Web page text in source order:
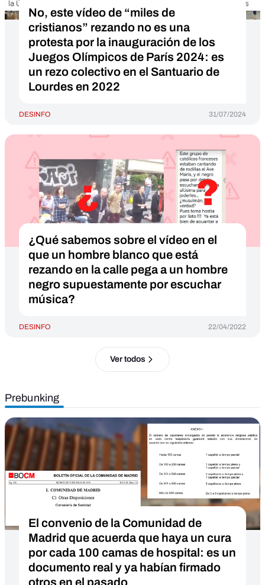
No, este vídeo de “miles de
cristianos” rezando no es una
protesta por la inauguración de los
Juegos Olímpicos de París 2024: es
un rezo colectivo en el Santuario de
Lourdes en 2022
DESINFO 31/07/2024
¿Qué sabemos sobre el vídeo en el
que un hombre blanco que está
rezando en la calle pega a un hombre
negro supuestamente por escuchar
música?
DESINFO 22/04/2022
Ver todos
Prebunking
El convenio de la Comunidad de
Madrid que acuerda que haya un cura
por cada 100 camas de hospital: es un
documento real y ya habían firmado
otros en el pasado